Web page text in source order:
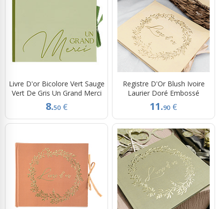
Livre D'or Bicolore Vert Sauge
Vert De Gris Un Grand Merci
8.50 €
Registre D'Or Blush Ivoire
Laurier Doré Embossé
11.90 €